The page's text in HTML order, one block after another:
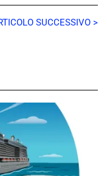
SUCCESSIVO >